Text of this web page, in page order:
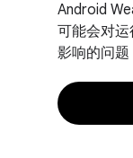
Android
可能会对运
影响的问题